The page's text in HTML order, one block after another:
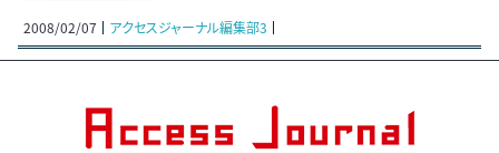
2008/02/07 アクセスジャーナル編集部3